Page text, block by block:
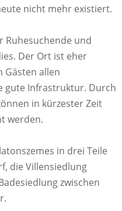
nicht mehr existiert.
Ruhesuchende und
Der Ort ist eher
Gästen allen
gute Infrastruktur. Durch
in kürzester Zeit
werden.
in drei Teile
die Villensiedlung
zwischen